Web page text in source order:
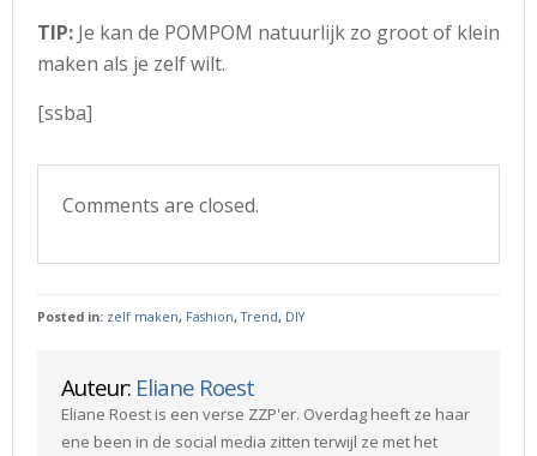
TIP: Je kan de POMPOM natuurlijk zo groot of klein
maken als je zelf wilt.
[ssba]
Comments are closed.
Posted in: zelf maken, Fashion,Trend, DIY
Auteur: Eliane Roest
Eliane Roest is een verse ZZP'er. Overdag heeft ze haar
ene been in de social media zitten terwijl ze met het